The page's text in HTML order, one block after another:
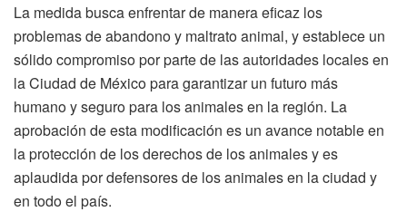
La medida busca enfrentar de manera eficaz los
problemas de abandono y maltrato animal, y establece un
sólido compromiso por parte de las autoridades locales en
la Ciudad de México para garantizar un futuro más
humano y seguro para los animales en la región. La
aprobación de esta modificación es un avance notable en
la protección de los derechos de los animales y es
aplaudida por defensores de los animales en la ciudad y
en todo el país.